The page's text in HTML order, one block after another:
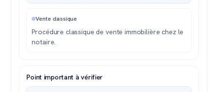
Vente classique
Procédure classique de vente immobilière chez le
notaire.
Point important à vérifier